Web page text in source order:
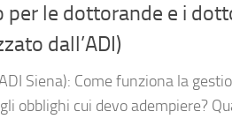
per le dottorande e i
dall’ADI)
Siena): Come funziona la
obblighi cui devo adempiere?